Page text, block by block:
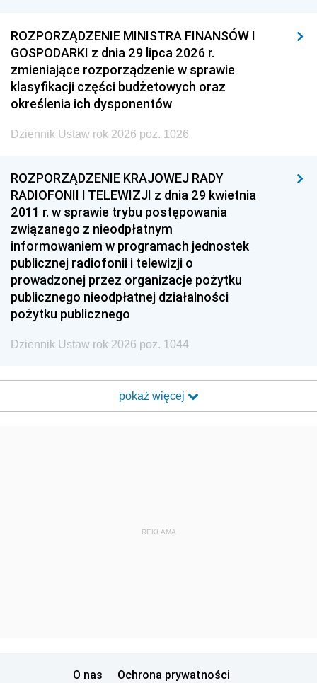
ROZPORZĄDZENIE MINISTRA FINANSÓW I
GOSPODARKI z dnia 29 lipca 2026 r.
zmieniające rozporządzenie w sprawie
klasyfikacji części budżetowych oraz
określenia ich dysponentów
Dziennik Ustaw rok 2026 poz. 1026
ROZPORZĄDZENIE KRAJOWEJ RADY
RADIOFONII I TELEWIZJI z dnia 29 kwietnia
2011 r. w sprawie trybu postępowania
związanego z nieodpłatnym
informowaniem w programach jednostek
publicznej radiofonii i telewizji o
prowadzonej przez organizacje pożytku
publicznego nieodpłatnej działalności
pożytku publicznego
Dziennik Ustaw rok 2026 poz. 1044
pokaż więcej
REKLAMA
O nas Ochrona prywatności